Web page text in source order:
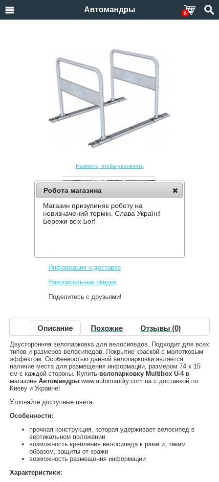
Автомандры 0
Нажмите, чтобы увеличить
ВЕЛОПАРКОВКА MULTIBOX U-4
Информация о доставке
Накопительные скидки
Поделитесь с друзьями!
Описание Похожие Отзывы (0)
Двусторонняя велопарковка для велосипедов. Подходит для всех
типов и размеров велосипедов. Покрытие краской с молотковым
эффектом. Особенностью данной велопарковки является
наличие места для размещения информации, размером 74 х 15
см с каждой стороны. Купить велопарковку Multibox U-4в
магазине Автомандры www.automandry.com.ua с доставкой по
Киеву и Украине!
Уточняйте доступные цвета.
Особенности:
прочная конструкция, которая удерживает велосипед в
вертикальном положении
возможность крепления велосипеда к раме и, таким
образом, защиты от кражи
возможность размещения информации
Характеристики:
Робота магазина
Магазин призупиняє роботу на
невизначений термін. Слава Україні!
Бережи всіх Бог!